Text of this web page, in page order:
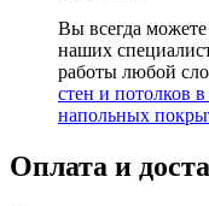
Вы всегда можете
наших
работы любой
стен и потолков
напольных
Оплата и